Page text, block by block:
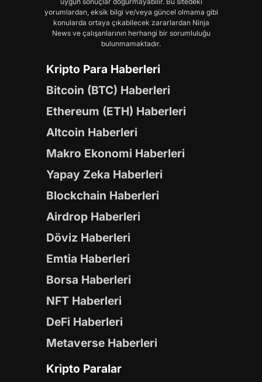
yorumlardan, eksik bilgi ve/veya güncel olmama gibi
konularda ortaya çıkabilecek zararlardan Ninja
News ve çalışanlarının herhangi bir sorumluluğu
bulunmamaktadır.
Kripto Para Haberleri
Bitcoin (BTC) Haberleri
Ethereum (ETH) Haberleri
Altcoin Haberleri
Makro Ekonomi Haberleri
Yapay Zeka Haberleri
Blockchain Haberleri
Airdrop Haberleri
Döviz Haberleri
Emtia Haberleri
Borsa Haberleri
NFT Haberleri
DeFi Haberleri
Metaverse Haberleri
Kripto Paralar